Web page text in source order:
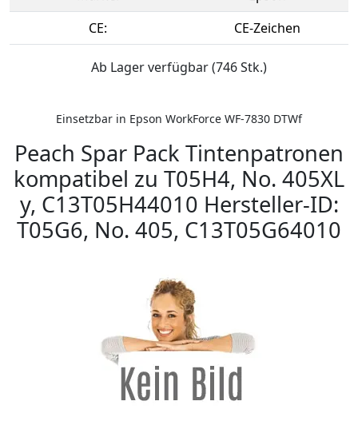
CE:
CE-Zeichen
Ab Lager verfügbar (746 Stk.)
Einsetzbar in Epson WorkForce WF-7830 DTWf
Peach Spar Pack Tintenpatronen
kompatibel zu T05H4, No. 405XL
y, C13T05H44010 Hersteller-ID:
T05G6, No. 405, C13T05G64010